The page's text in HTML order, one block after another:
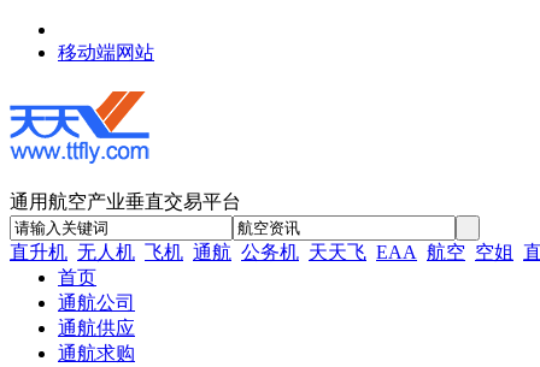
移动端网站
通用航空产业垂直交易平台
直升机 无人机 飞机 通航 公务机 天天飞 EAA 航空 空姐
首页
通航公司
通航供应
通航求购